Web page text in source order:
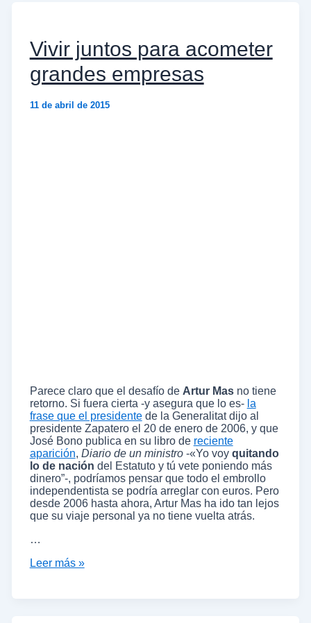
Vivir juntos para acometer
grandes empresas
11 de abril de 2015
Parece claro que el desafío de Artur Masno tiene
retorno. Si fuera cierta -y asegura que lo es- la
frase que el presidentede la Generalitat dijo al
presidente Zapatero el 20 de enero de 2006, y que
José Bono publica en su libro de reciente
aparición, Diario de un ministro -«Yo voy quitando
lo de nación del Estatuto y tú vete poniendo más
dinero”-, podríamos pensar que todo el embrollo
independentista se podría arreglar con euros. Pero
desde 2006 hasta ahora, Artur Mas ha ido tan lejos
que su viaje personal ya no tiene vuelta atrás.
…
Leer más »